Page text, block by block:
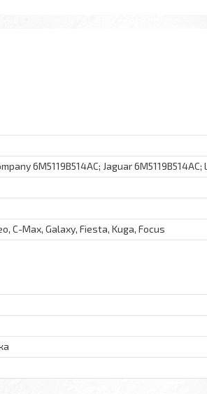
6M5119B514AC; Jaguar
C-Max, Galaxy, Fiesta, Kuga, Focus